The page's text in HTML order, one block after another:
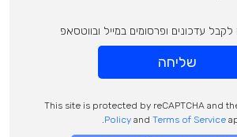
עדכונים ופרסומים במייל ובווטסאפ
שליחה
This site is protected by reCAPTCHA and
Policyand Terms of Service